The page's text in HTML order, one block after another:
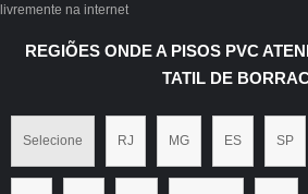
livremente na internet
REGIÕES ONDE A PISOS PVC
TATIL DE
Selecione RJ MG ES SP